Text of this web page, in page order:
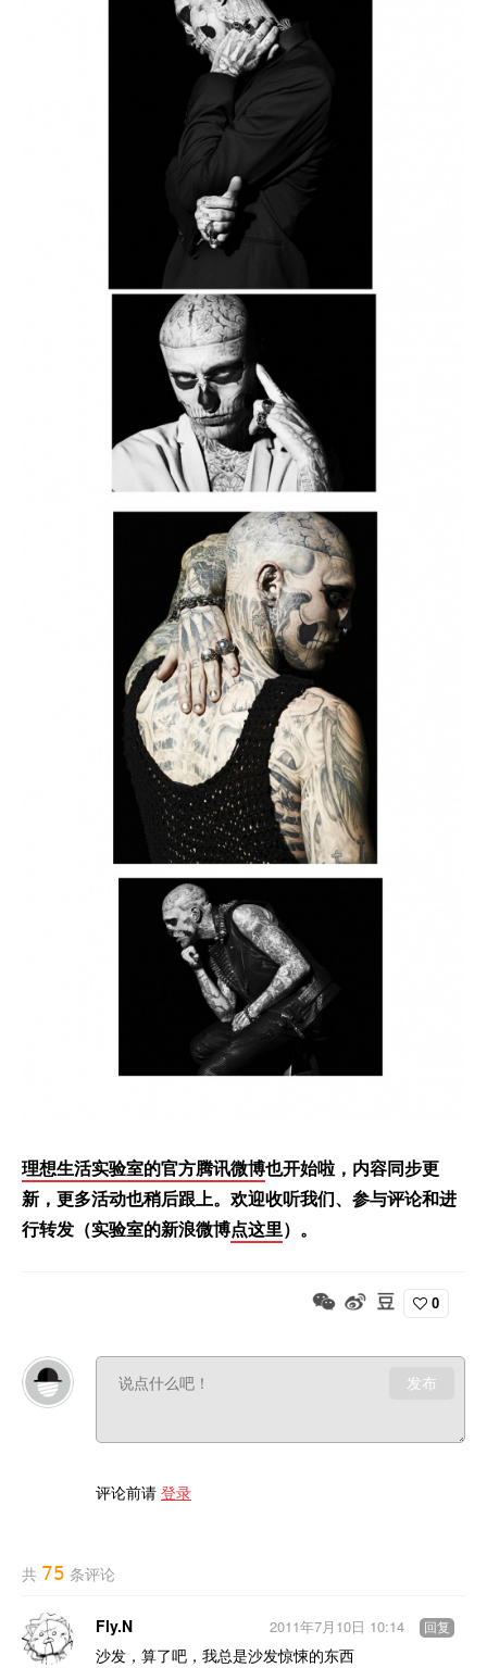
理想生活实验室的官方腾讯微博也开始啦，内容同步更
新，更多活动也稍后跟上。欢迎收听我们、参与评论和进
行转发（实验室的新浪微博点这里）。
0
发布
评论前请 登录
共 75 条评论
Fly.N
沙发，算了吧，我总是沙发惊悚的东西
2011年7月10日 10:14 回复